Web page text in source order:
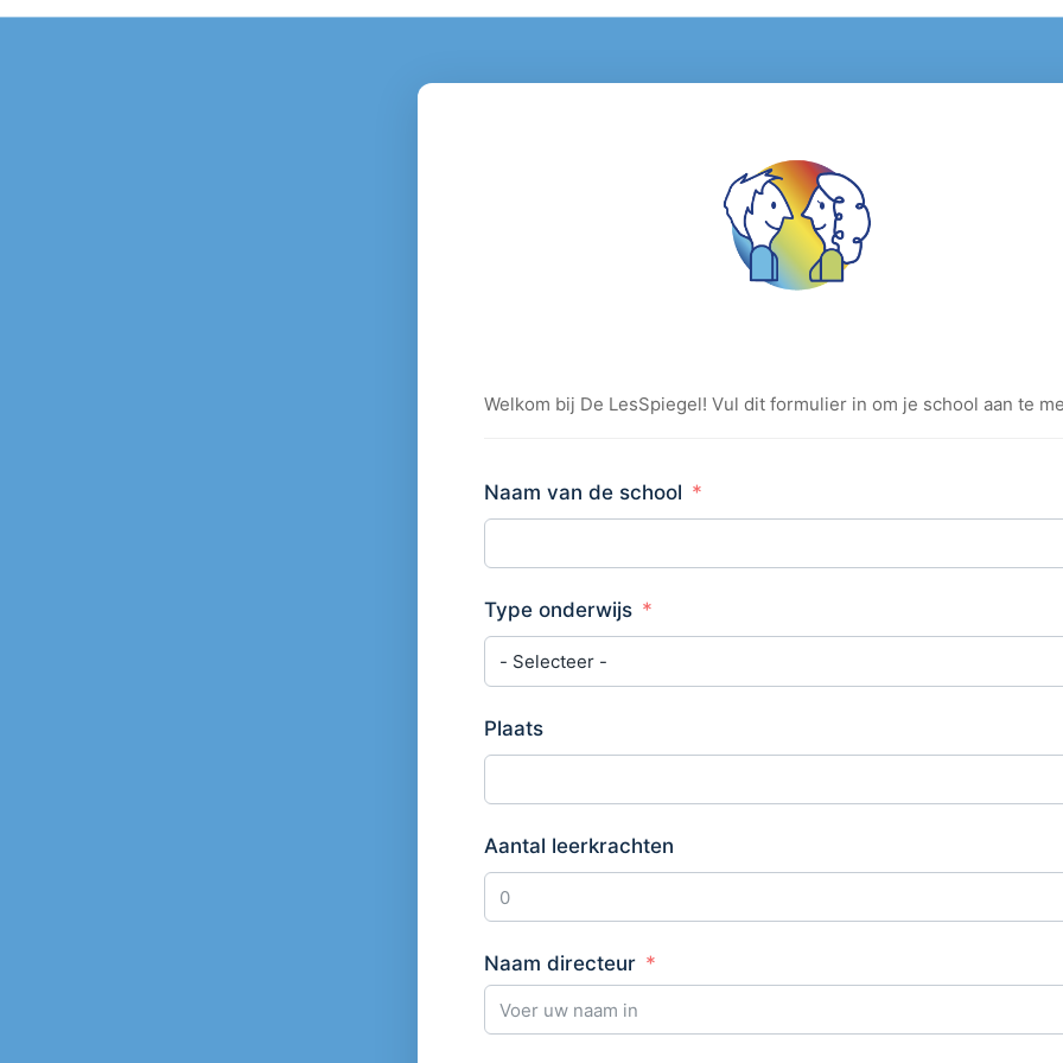
Welkom bij De LesSpiegel! Vul dit formulier in om je school aan te
Naam van de school
Type onderwijs
Plaats
Aantal leerkrachten
Naam directeur